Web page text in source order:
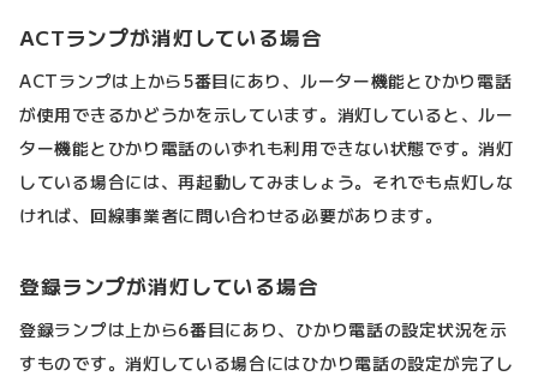
ACTランプが消灯している場合
ACTランプは上から5番目にあり、ルーター機能とひかり電話
が使用できるかどうかを示しています。消灯していると、ルー
ター機能とひかり電話のいずれも利用できない状態です。消灯
している場合には、再起動してみましょう。それでも点灯しな
ければ、回線事業者に問い合わせる必要があります。
登録ランプが消灯している場合
登録ランプは上から6番目にあり、ひかり電話の設定状況を示
すものです。消灯している場合にはひかり電話の設定が完了し